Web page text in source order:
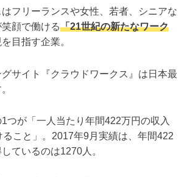
フリーランスや女性、若者、シニアな
顔で働ける「21世紀の新たなワーク
目指す企業。
サイト『クラウドワークス』は日本最
つが「一人当たり年間422万円の収入
ること」。2017年9月実績は、年間422
ているのは1270人。